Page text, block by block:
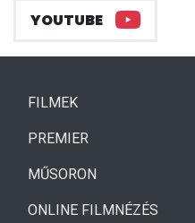
YOUTUBE
FILMEK(CURRENT)
PREMIER
MŰSORON
ONLINE FILMNÉZÉS